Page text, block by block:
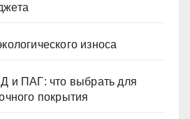
износа
и ПАГ: что выбрать для
покрытия